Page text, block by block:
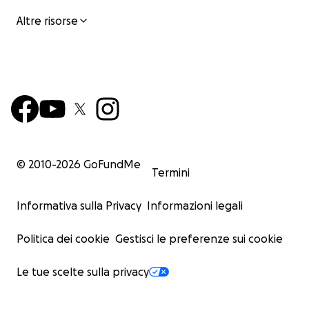
Altre risorse
© 2010-2026 GoFundMe
Termini
Informativa sulla Privacy Informazioni legali
Politica dei cookie Gestisci le preferenze sui cookie
Le tue scelte sulla privacy